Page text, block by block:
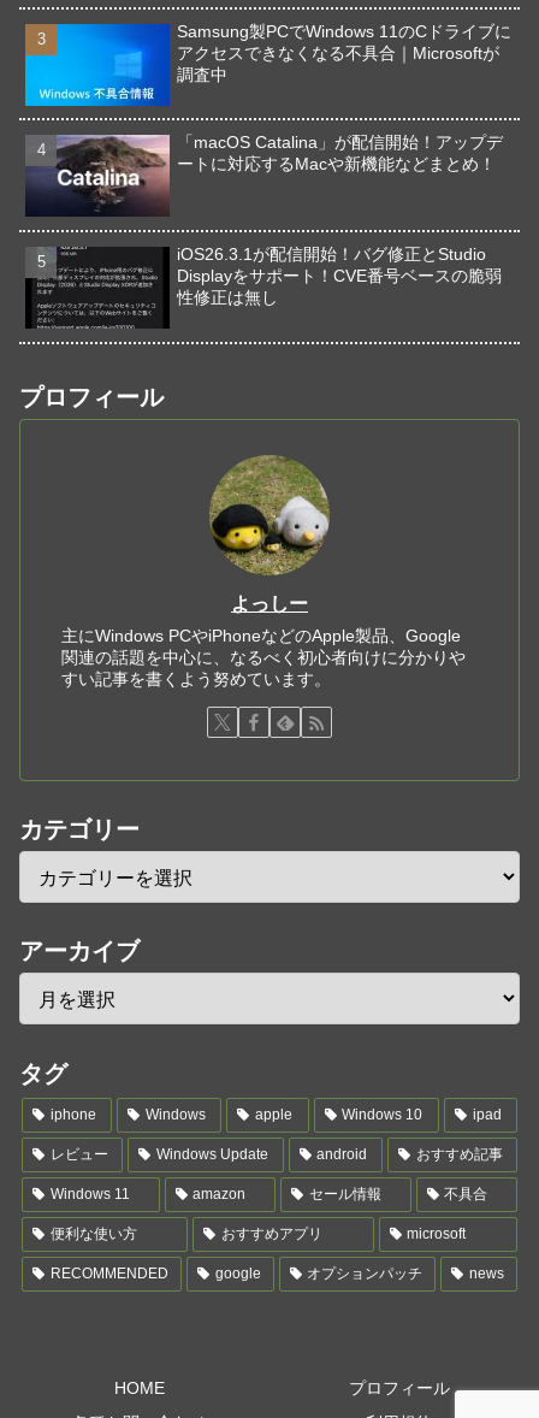
Samsung製PCでWindows 11のCドライブに
アクセスできなくなる不具合｜Microsoftが
調査中
「macOS Catalina」が配信開始！アップデ
ートに対応するMacや新機能などまとめ！
iOS26.3.1が配信開始！バグ修正とStudio
Displayをサポート！CVE番号ベースの脆弱
性修正は無し
プロフィール
よっしー
主にWindows PCやiPhoneなどのApple製品、Google
関連の話題を中心に、なるべく初心者向けに分かりや
すい記事を書くよう努めています。
カテゴリー
アーカイブ
タグ
iphone Windows apple Windows 10 ipad
レビュー Windows Update android おすすめ記事
Windows 11 amazon セール情報 不具合
便利な使い方 おすすめアプリ microsoft
RECOMMENDED google オプションパッチ news
HOME
プロフィール